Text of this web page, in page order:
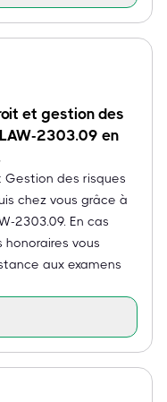
et gestion des
2303.09 en
Gestion des risques
chez vous grâce à
2303.09. En cas
honoraires vous
aux examens